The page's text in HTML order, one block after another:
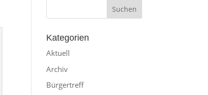
Kategorien
Aktuell
Archiv
Bürgertreff